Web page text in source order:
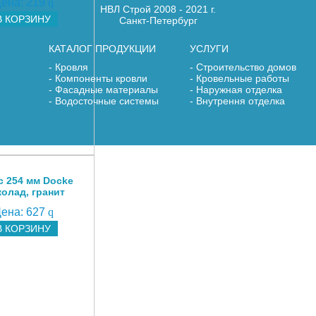
КОРЗИНУ
254 мм Docke
гранит
627 q
КОРЗИНУ
НВЛ Строй 2008 - 2021 г.
Санкт-Петербург
КАТАЛОГ ПРОДУКЦИИ
Кровля
Компоненты кровли
Фасадные материалы
Водосточные системы
УСЛУГИ
Строительство домов
Кровельные работы
Наружная отделка
Внутрення отделка